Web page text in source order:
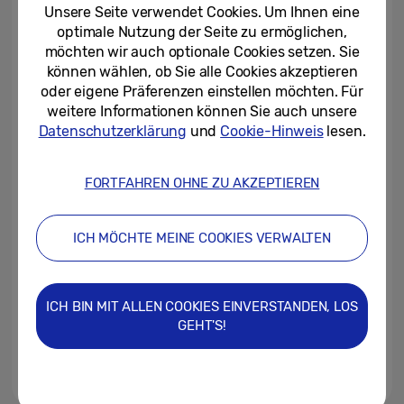
Samsung
27/03/2024
Schweizer Schulklassen auf der
Zielgeraden von «Solve for
Tomorrow»
Martin Zust ist neuer Head of
Communications bei Samsung...
gewinnt bei «Solve for
Tomorrow»
Unsere Seite verwendet Cookies. Um Ihnen eine
optimale Nutzung der Seite zu ermöglichen,
möchten wir auch optionale Cookies setzen. Sie
können wählen, ob Sie alle Cookies akzeptieren
oder eigene Präferenzen einstellen möchten. Für
weitere Informationen können Sie auch unsere
Datenschutzerklärung und Cookie-Hinweislesen.
FORTFAHREN OHNE ZU AKZEPTIEREN
ICH MÖCHTE MEINE COOKIES VERWALTEN
ICH BIN MIT ALLEN COOKIES EINVERSTANDEN, LOS
GEHT'S!